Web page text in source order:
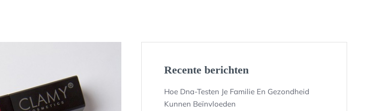
Recente berichten
Hoe Dna-Testen Je Familie En Gezondheid
Kunnen Beïnvloeden